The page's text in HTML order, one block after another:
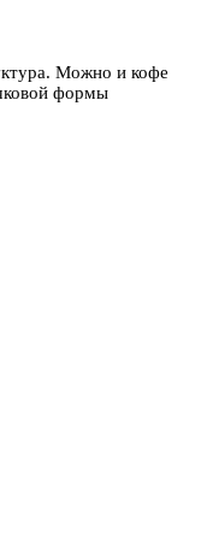
Можно и кофе
формы